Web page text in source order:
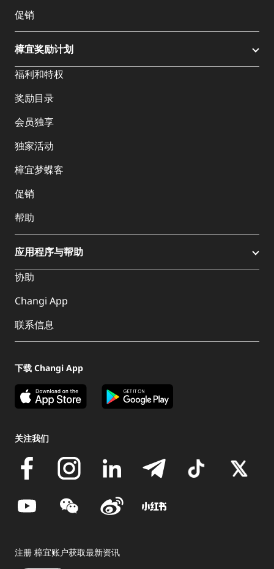
促销
樟宜奖励计划
福利和特权
奖励目录
会员独享
独家活动
樟宜梦蝶客
促销
帮助
应用程序与帮助
协助
Changi App
联系信息
下载 Changi App
关注我们
注册 樟宜账户获取最新资讯